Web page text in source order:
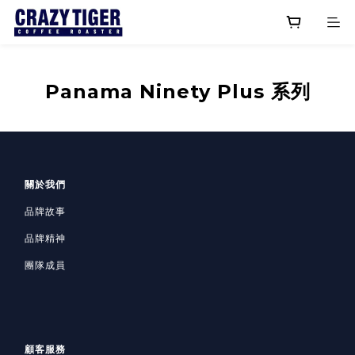
Panama Ninety Plus 系列
關於我們
品牌故事
品牌精神
團隊成員
顧客服務